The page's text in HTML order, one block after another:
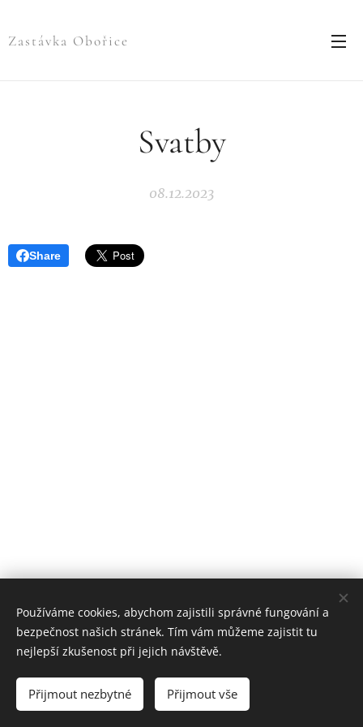
Zastávka Obořice
Svatby
08.12.2023
Share
© 2023 Všechna práva vyhrazena
Mejla73
Cookies
Používáme cookies, abychom zajistili správné fungování a
bezpečnost našich stránek. Tím vám můžeme zajistit tu
nejlepší zkušenost při jejich návštěvě.
Přijmout nezbytné Přijmout vše